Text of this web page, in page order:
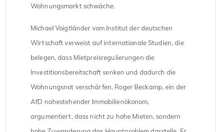
Wohnungsmarkt schwäche.
Michael Voigtländer vom Institut der deutschen
Wirtschaft verweist auf internationale Studien, die
belegen, dass Mietpreisregulierungen die
Investitionsbereitschaft senken und dadurch die
Wohnungsnot verschärfen. Roger Beckamp, ein der
AfD nahestehender Immobilienökonom,
argumentiert, dass nicht zu hohe Mieten, sondern